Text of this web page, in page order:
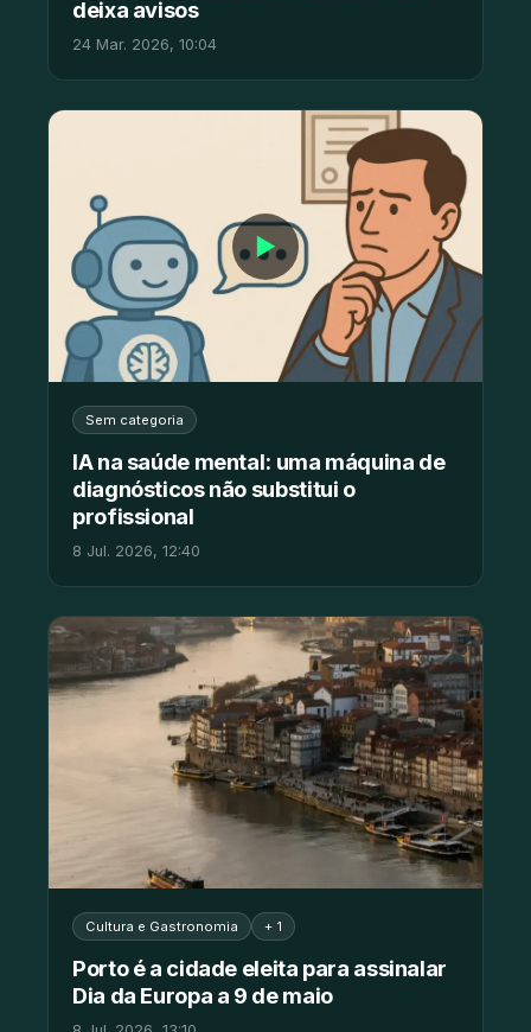
deixa avisos
24 Mar. 2026, 10:04
▶
Sem categoria
IA na saúde mental: uma máquina de
diagnósticos não substitui o
profissional
8 Jul. 2026, 12:40
Cultura e Gastronomia + 1
Porto é a cidade eleita para assinalar
Dia da Europa a 9 de maio